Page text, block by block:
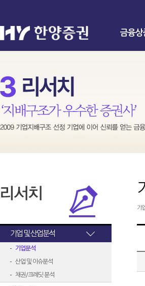
금융상
기업 및 산업분석
기업분석
산업 및 이슈분석
채권/크레딧 분석
기